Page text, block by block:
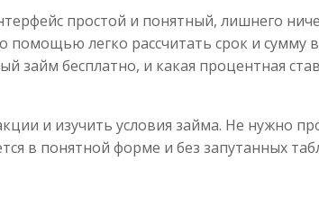
простой и понятный, лишнего
помощью легко рассчитать срок и сумму
займ бесплатно, и какая процентная
и изучить условия займа. Не нужно
в понятной форме и без запутанных